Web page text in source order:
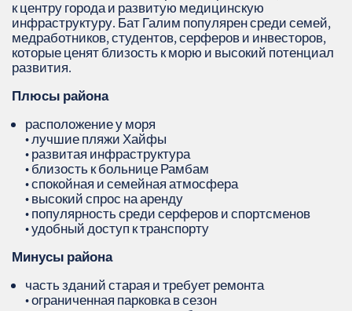
к центру города и развитую медицинскую
инфраструктуру. Бат Галим популярен среди семей,
медработников, студентов, серферов и инвесторов,
которые ценят близость к морю и высокий потенциал
развития.
Плюсы района
расположение у моря
• лучшие пляжи Хайфы
• развитая инфраструктура
• близость к больнице Рамбам
• спокойная и семейная атмосфера
• высокий спрос на аренду
• популярность среди серферов и спортсменов
• удобный доступ к транспорту
Минусы района
часть зданий старая и требует ремонта
• ограниченная парковка в сезон